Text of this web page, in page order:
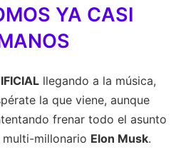
YA CASI
llegando a la música,
la que viene, aunque
frenar todo el asunto
multi-millonario Elon Musk.